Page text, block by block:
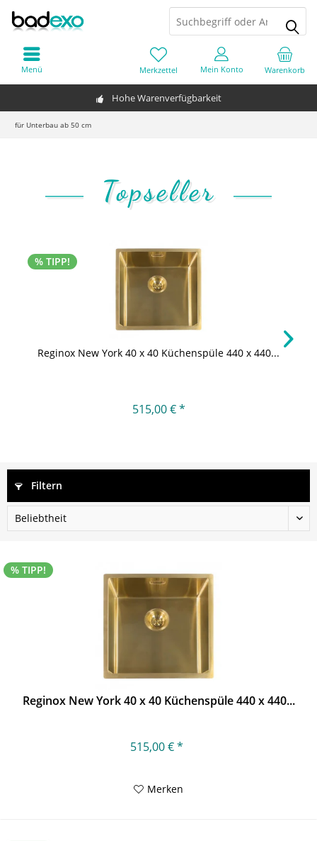
Hohe Warenverfügbarkeit
Warenkorb
Merkzettel Mein Konto
Menü
für Unterbau ab 50 cm
Topseller
% TIPP!
Reginox New York 40 x 40 Küchenspüle 440 x 440...
515,00 € *
Filtern
% TIPP!
Reginox New York 40 x 40 Küchenspüle 440 x 440...
515,00 € *
Merken